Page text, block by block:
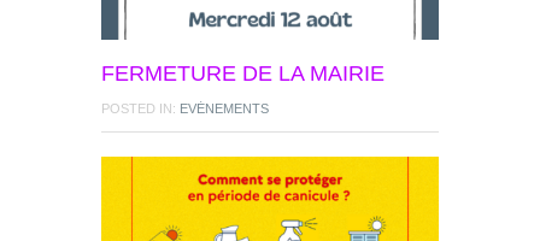
FERMETURE DE LA MAIRIE
POSTED IN: EVÉNEMENTS